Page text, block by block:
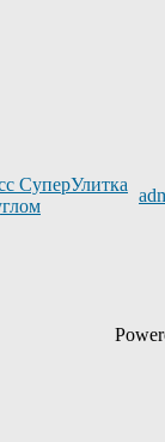
СуперУлитка